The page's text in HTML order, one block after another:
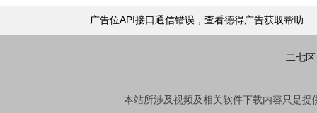
广告位API接口通信错误，查看德得广告获取帮助
二七区
本站所涉及视频及相关软件下载内容只是